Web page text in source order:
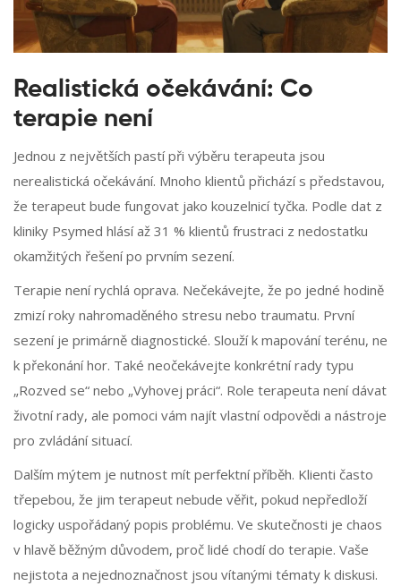
Realistická očekávání: Co
terapie není
Jednou z největších pastí při výběru terapeuta jsou
nerealistická očekávání. Mnoho klientů přichází s představou,
že terapeut bude fungovat jako kouzelnicí tyčka. Podle dat z
kliniky Psymed hlásí až 31 % klientů frustraci z nedostatku
okamžitých řešení po prvním sezení.
Terapie není rychlá oprava. Nečekávejte, že po jedné hodině
zmizí roky nahromaděného stresu nebo traumatu. První
sezení je primárně diagnostické. Slouží k mapování terénu, ne
k překonání hor. Také neočekávejte konkrétní rady typu
„Rozved se“ nebo „Vyhovej práci“. Role terapeuta není dávat
životní rady, ale pomoci vám najít vlastní odpovědi a nástroje
pro zvládání situací.
Dalším mýtem je nutnost mít perfektní příběh. Klienti často
třepebou, že jim terapeut nebude věřit, pokud nepředloží
logicky uspořádaný popis problému. Ve skutečnosti je chaos
v hlavě běžným důvodem, proč lidé chodí do terapie. Vaše
nejistota a nejednoznačnost jsou vítanými tématy k diskusi.